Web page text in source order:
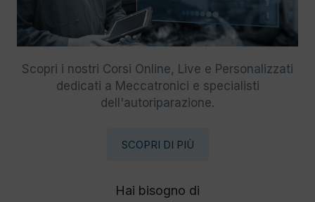
Scopri i nostri Corsi Online, Live e Personalizzati
dedicati a Meccatronici e specialisti
dell'autoriparazione.
SCOPRI DI PIÙ
Hai bisogno di